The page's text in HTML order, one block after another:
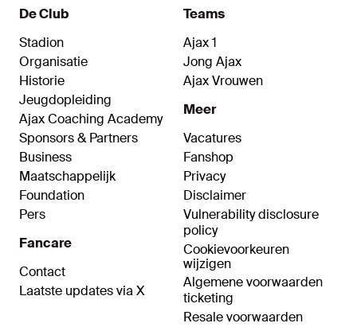
De Club
Stadion
Organisatie
Historie
Jeugdopleiding
Ajax Coaching Academy
Sponsors & Partners
Business
Maatschappelijk
Foundation
Pers
Fancare
Contact
Laatste updates via X
Teams
Ajax 1
Jong Ajax
Ajax Vrouwen
Meer
Vacatures
Fanshop
Privacy
Disclaimer
Vulnerability disclosure
policy
Cookievoorkeuren
wijzigen
Algemene voorwaarden
ticketing
Resale voorwaarden